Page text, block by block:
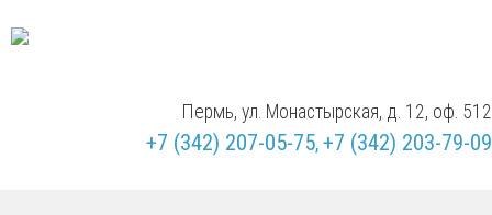
Пермь, ул. Монастырская, д. 12, оф. 512
+7 (342) 207-05-75, +7 (342) 203-79-09